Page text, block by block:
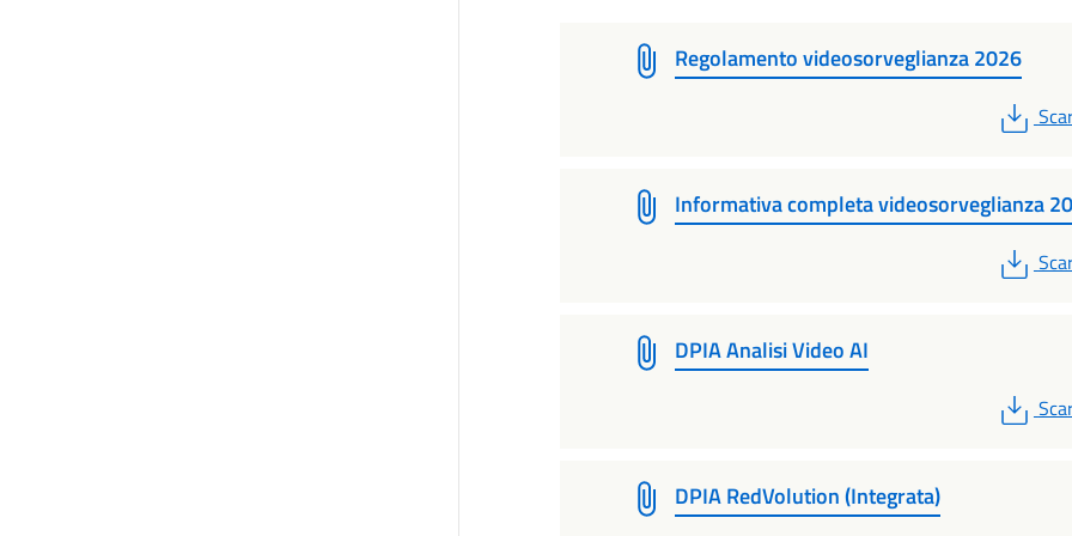
Regolamento videosorveglianza 2026
PDF
Informativa completa videosorveglianza
PDF
DPIA Analisi Video AI
PDF
DPIA RedVolution (Integrata)